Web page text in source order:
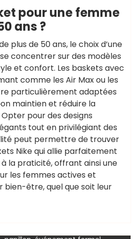
pour une femme
ans ?
plus de 50 ans, le choix d’une
concentrer sur des modèles
et confort. Les baskets avec
comme les Air Max ou les
particulièrement adaptées
maintien et réduire la
pour des designs
tout en privilégiant des
peut permettre de trouver
Nike qui allie parfaitement
la praticité, offrant ainsi une
les femmes actives et
bien-être, quel que soit leur
accessoire ,armée royale,art
du noeud papillon,blazer,bois
chemise en jean,chemise